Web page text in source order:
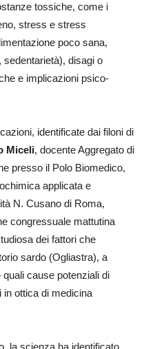
tossiche, come i
stress e stress
poco sana,
disagi o
e implicazioni psico-
identificate dai filoni di
Miceli, docente Aggregato di
presso il Polo Biomedico,
applicata e
N. Cusano di Roma,
congressuale mattutina
dei fattori che
sardo (Ogliastra), a
cause potenziali di
in ottica di medicina
la scienza ha identificato